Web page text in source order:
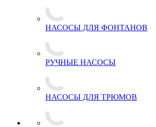
НАСОСЫ ДЛЯ ФОНТАНОВ
РУЧНЫЕ НАСОСЫ
НАСОСЫ ДЛЯ ТРЮМОВ